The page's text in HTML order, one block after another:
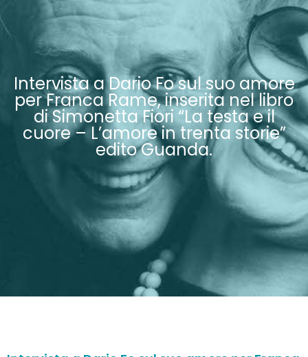
Intervista a Dario Fo sul suo amore
per Franca Rame, inserita nel libro
di Simonetta Fiori “La testa e il
cuore – L’amore in trenta storie”
edito Guanda.